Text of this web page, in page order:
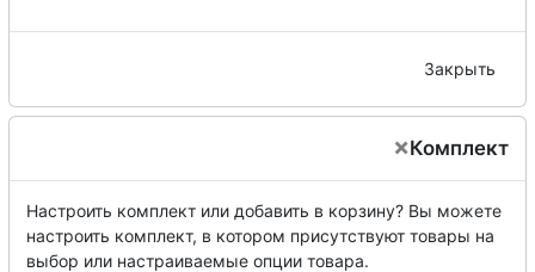
Закрыть
×Комплект
Настроить комплект или добавить в корзину? Вы можете
настроить комплект, в котором присутствуют товары на
выбор или настраиваемые опции товара.